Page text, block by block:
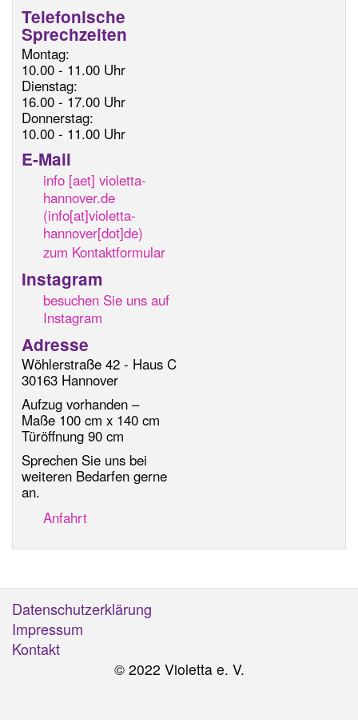
Telefonische
Sprechzeiten
Montag:
10.00 - 11.00 Uhr
Dienstag:
16.00 - 17.00 Uhr
Donnerstag:
10.00 - 11.00 Uhr
E-Mail
info [aet]violetta-
hannover.de
(info[at]violetta-
hannover[dot]de)
zum Kontaktformular
Instagram
besuchen Sie uns auf
Instagram
Adresse
Wöhlerstraße 42 - Haus C
30163 Hannover
Aufzug vorhanden –
Maße 100 cm x 140 cm
Türöffnung 90 cm
Sprechen Sie uns bei
weiteren Bedarfen gerne
an.
Anfahrt
Fußzeile
Datenschutzerklärung
Impressum
Kontakt
© 2022 Violetta e. V.